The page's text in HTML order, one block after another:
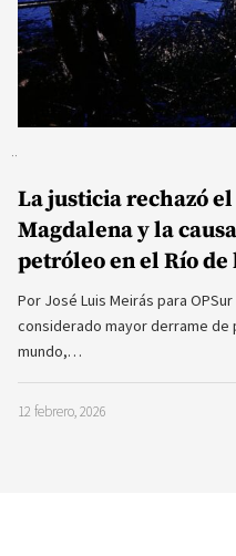
La justicia rechazó
Magdalena y la
petróleo en el Río
Por José Luis Meirás para
considerado mayor derrame
mundo,…
12 febrero, 2026